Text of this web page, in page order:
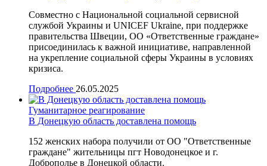
Совместно с Национальной социальной сервисной
службой Украины и UNICEF Ukraine, при поддержке
правительства Швеции, ОО «Ответственные граждане»
присоединилась к важной инициативе, направленной
на укрепление социальной сферы Украины в условиях
кризиса.
Подробнее 26.05.2025
Гуманитарное реагирование
В Донецкую область доставлена помощь
152 женских набора получили от ОО "Ответственные
граждане" жительницы пгт Новодонецкое и г.
Доброполье в Донецкой области.